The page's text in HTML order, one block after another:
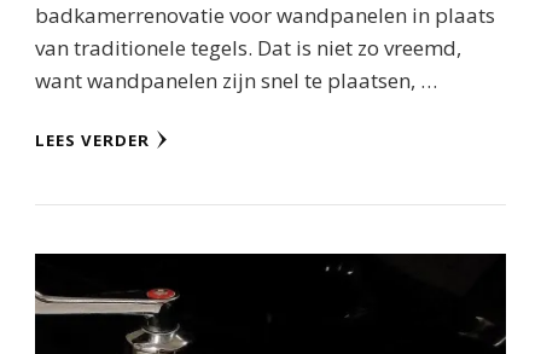
badkamerrenovatie voor wandpanelen in plaats
van traditionele tegels. Dat is niet zo vreemd,
want wandpanelen zijn snel te plaatsen, …
LEES VERDER